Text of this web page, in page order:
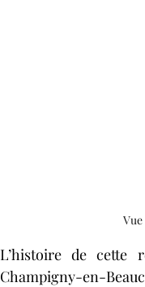
L’histoire de cette
Champigny-en-